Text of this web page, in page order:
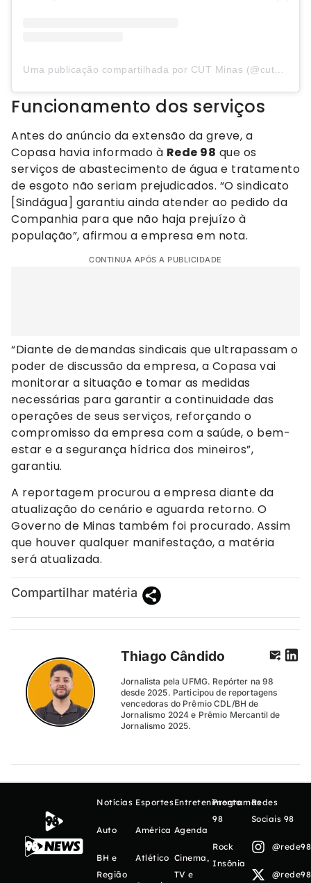
Uma publicação compartilhada por CUT Minas (@cutminas)
Funcionamento dos serviços
Antes do anúncio da extensão da greve, a
Copasa havia informado à Rede 98 que os
serviços de abastecimento de água e tratamento
de esgoto não seriam prejudicados. “O sindicato
[Sindágua] garantiu ainda atender ao pedido da
Companhia para que não haja prejuízo à
população”, afirmou a empresa em nota.
CONTINUA APÓS A PUBLICIDADE
“Diante de demandas sindicais que ultrapassam o
poder de discussão da empresa, a Copasa vai
monitorar a situação e tomar as medidas
necessárias para garantir a continuidade das
operações de seus serviços, reforçando o
compromisso da empresa com a saúde, o bem-
estar e a segurança hídrica dos mineiros”,
garantiu.
A reportagem procurou a empresa diante da
atualização do cenário e aguarda retorno. O
Governo de Minas também foi procurado. Assim
que houver qualquer manifestação, a matéria
será atualizada.
Compartilhar matéria
Thiago Cândido
Jornalista pela UFMG. Repórter na 98
desde 2025. Participou de reportagens
vencedoras do Prêmio CDL/BH de
Jornalismo 2024 e Prêmio Mercantil de
Jornalismo 2025.
Notícias
Auto
BH e
Região
Esportes
América
Atlético
Entretenimento
Agenda
Cinema,
TV e
Programas
98
Rock
Insônia
Redes
Sociais 98